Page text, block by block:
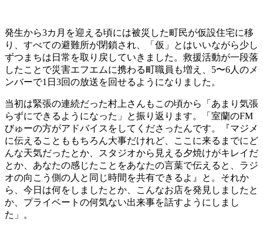
発生から3カ月を迎える頃には被災した町民が仮設住宅に移
り、すべての避難所が閉鎖され、「仮」とはいいながら少し
ずつまちは日常を取り戻していきました。救援活動が一段落
したことで災害エフエムに携わる町職員も増え、5〜6人のメ
ンバーで1日3回の放送を回せるようになりました。
当初は緊張の連続だった村上さんもこの頃から「あまり気張
らずにできるようになった」と振り返ります。「室蘭のFM
びゅーの方がアドバイスをしてくださったんです。『マジメ
に伝えることももちろん大事だけれど、ここに来るまでにど
んな天気だったとか、スタジオから見える夕焼けがキレイだ
とか、あなたの感じたことをあなたの言葉で伝えると、ラジ
オの向こう側の人と同じ時間を共有できるよ』と。それか
ら、今日は何をしましたとか、こんなお店を発見しましたと
か、プライベートの何気ない出来事を話すようにしまし
た」。